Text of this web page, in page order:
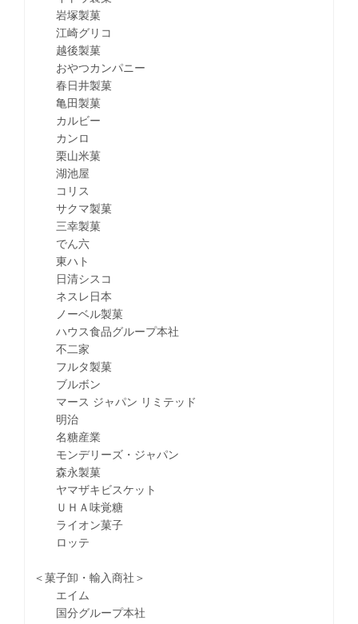
岩塚製菓
江崎グリコ
越後製菓
おやつカンパニー
春日井製菓
亀田製菓
カルビー
カンロ
栗山米菓
湖池屋
コリス
サクマ製菓
三幸製菓
でん六
東ハト
日清シスコ
ネスレ日本
ノーベル製菓
ハウス食品グループ本社
不二家
フルタ製菓
ブルボン
マース ジャパン リミテッド
明治
名糖産業
モンデリーズ・ジャパン
森永製菓
ヤマザキビスケット
ＵＨＡ味覚糖
ライオン菓子
ロッテ
＜菓子卸・輸入商社＞
エイム
国分グループ本社